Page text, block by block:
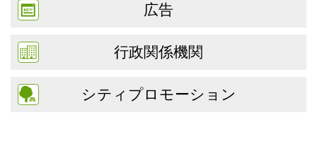
広告
行政関係機関
シティプロモーション